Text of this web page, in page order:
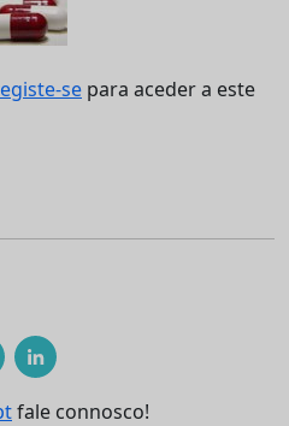
se para aceder a este
fale connosco!